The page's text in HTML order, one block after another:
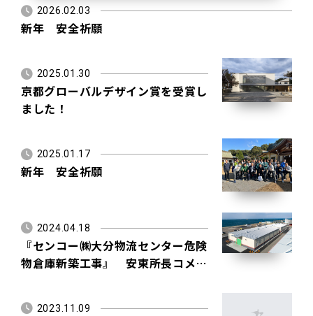
2026.02.03
新年 安全祈願
2025.01.30
京都グローバルデザイン賞を受賞し
ました！
2025.01.17
新年 安全祈願
2024.04.18
『センコー㈱大分物流センター危険
物倉庫新築工事』 安東所長コメン
2023.11.09